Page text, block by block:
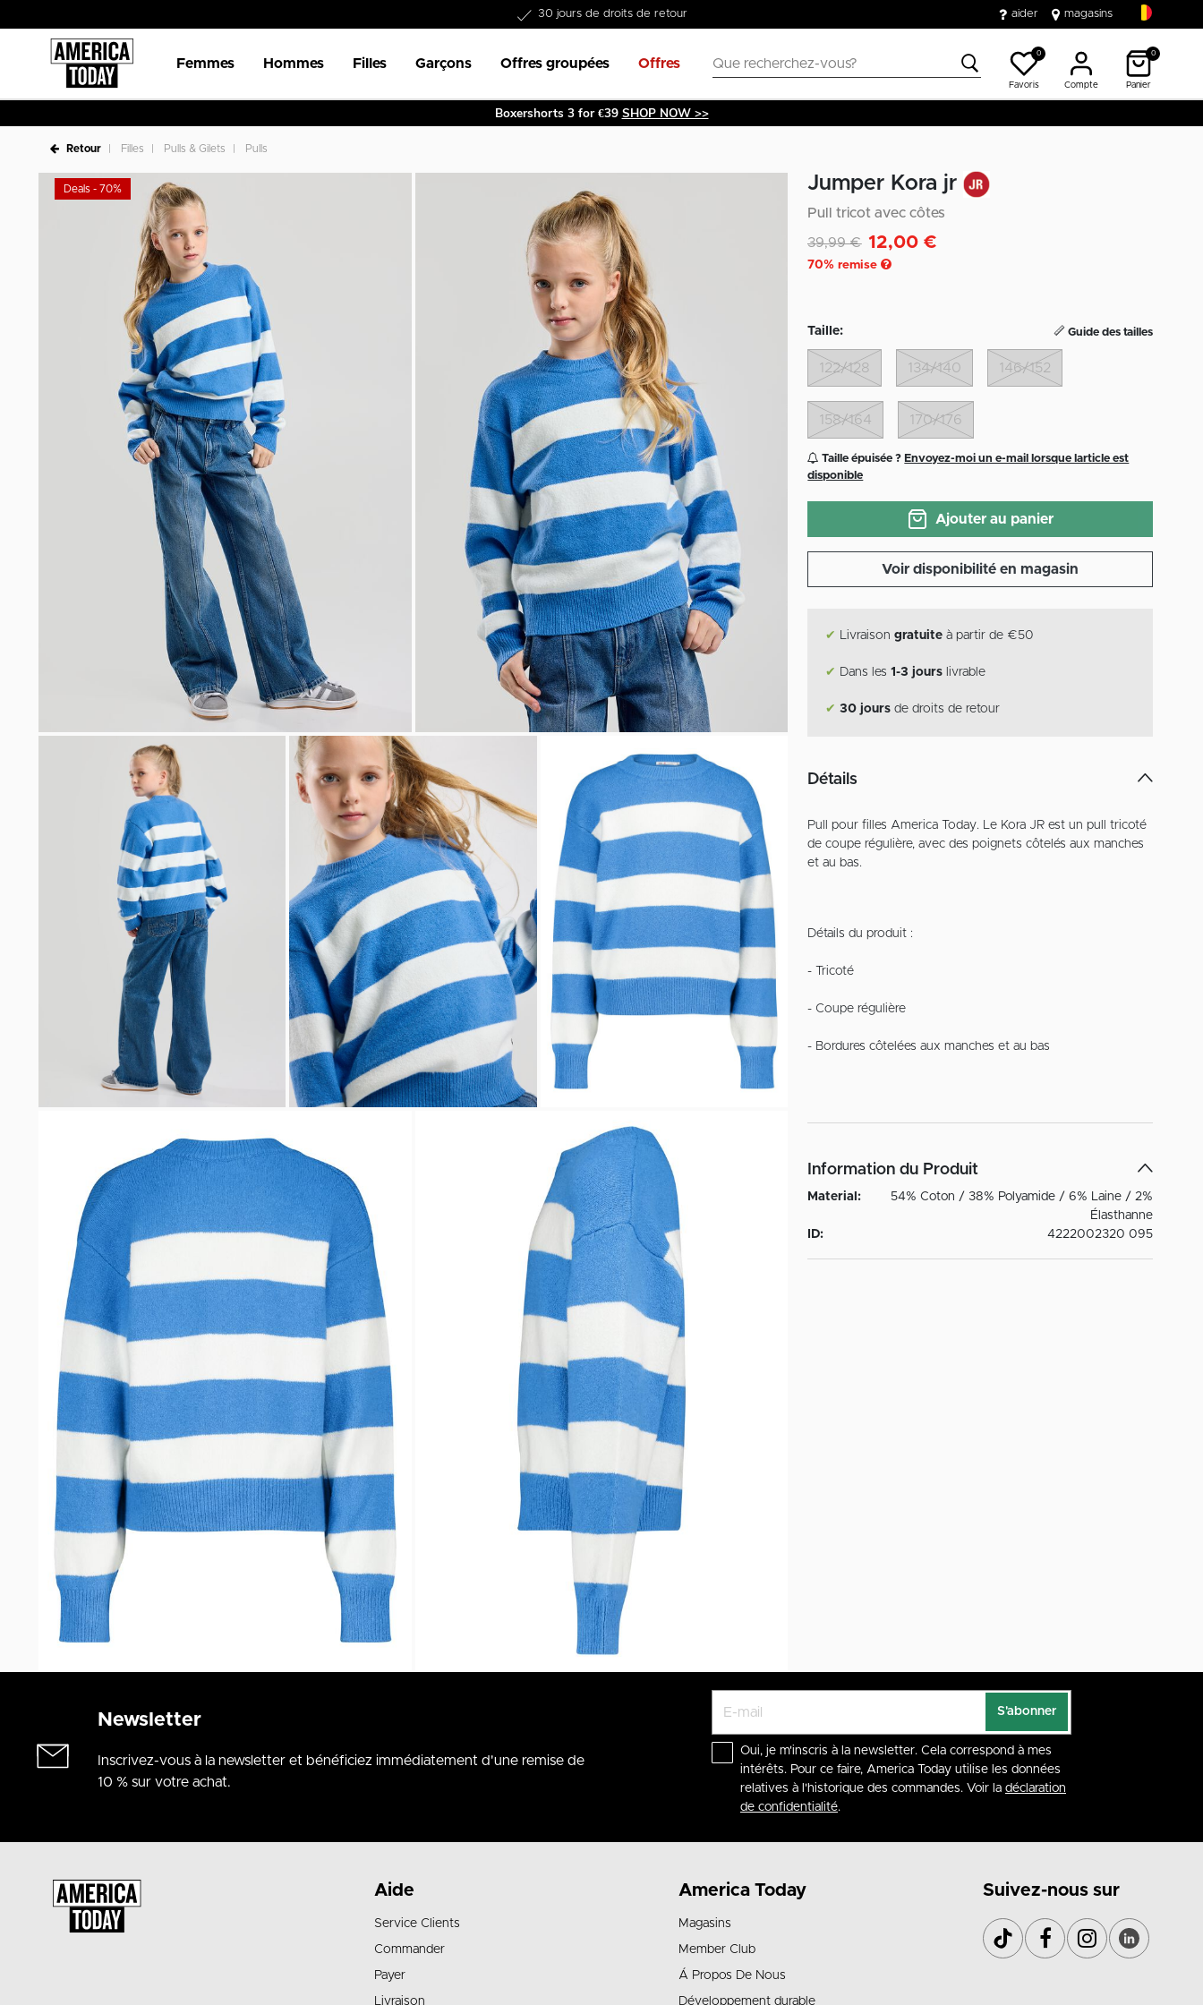
30 jours de droits de retour aider magasins
Femmes Hommes Filles Garçons Offres groupées Offres
0
Favoris Compte
0
Panier
Boxershorts 3 for €39 SHOP NOW >>
Retour Filles Pulls & Gilets Pulls
Deals - 70% Jumper Kora jr
Pull tricot avec côtes
Remise de
39,99 €à 12,00 €
70% remise
Taille: Guide des tailles
122/128 134/140 146/152
158/164 170/176
Taille épuisée ? Envoyez-moi un e-mail lorsque larticle est
disponible
Ajouter au panier
Voir disponibilité en magasin
✔ Livraisongratuite à partir de €50
✔ Dans les1-3 jours livrable
✔ 30 jours de droits de retour
Détails
Pull pour filles America Today. Le Kora JR est un pull tricoté
de coupe régulière, avec des poignets côtelés aux manches
et au bas.
Détails du produit :
- Tricoté
- Coupe régulière
- Bordures côtelées aux manches et au bas
Information du Produit
Material:
54% Coton / 38% Polyamide / 6% Laine / 2%
Élasthanne
ID:
4222002320 095
Newsletter
Inscrivez-vous à la newsletter et bénéficiez immédiatement d'une remise de
10 % sur votre achat.
S'abonner
Oui, je m'inscris à la newsletter. Cela correspond à mes
intérêts. Pour ce faire, America Today utilise les données
relatives à l'historique des commandes. Voir la déclaration
de confidentialité.
Aide
Service Clients
Commander
Payer
Livraison
America Today
Magasins
Member Club
Á Propos De Nous
Développement durable
Suivez-nous sur